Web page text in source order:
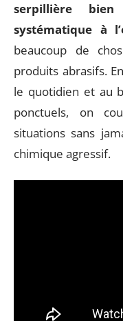
serpillière
systématique à
beaucoup de
produits abrasifs.
le quotidien et au
ponctuels, on
situations sans
chimique agressif.